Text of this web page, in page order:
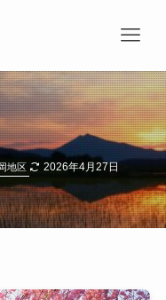
地区 2026年4月27日